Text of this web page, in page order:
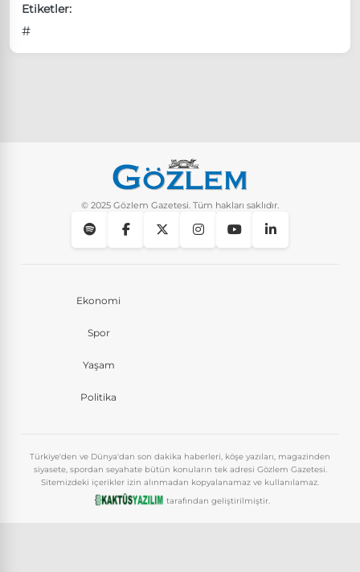
Etiketler:
#
© 2025 Gözlem Gazetesi. Tüm hakları saklıdır.
Ekonomi
Spor
Yaşam
Politika
Türkiye'den ve Dünya'dan son dakika haberleri, köşe yazıları, magazinden
siyasete, spordan seyahate bütün konuların tek adresi Gözlem Gazetesi.
Sitemizdeki içerikler izin alınmadan kopyalanamaz ve kullanılamaz.
tarafından geliştirilmiştir.